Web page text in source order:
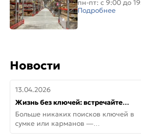
пн-пт: с 9:00 до
Подробнее
Новости
13.04.2026
Жизнь без ключей: встречайте
новую дверь СИТИ ИНТЕГРА
АйКью!
Больше никаких поисков ключей в
сумке или карманов —
представляем СИТИ ИНТЕГРА